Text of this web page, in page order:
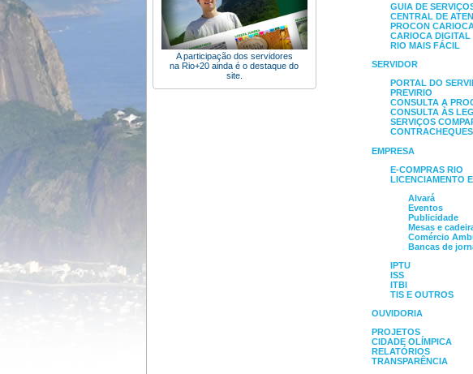
A participação dos servidores
na Rio+20 ainda é o destaque do
site.
GUIA DE
CENTRAL DE
PROCON
CARIOCA DIGITAL
RIO MAIS FÁCIL
SERVIDOR
PORTAL DO
PREVIRIO
CONSULTA A
CONSULTA ÀS
SERVIÇOS
CONTRACHEQUES
EMPRESA
E-COMPRAS RIO
LICENCIAMENTO
Alvará
Eventos
Publicidade
Mesas e
Comércio
Bancas de
IPTU
ISS
ITBI
TIS E OUTROS
OUVIDORIA
PROJETOS
CIDADE OLÍMPICA
RELATÓRIOS
TRANSPARÊNCIA